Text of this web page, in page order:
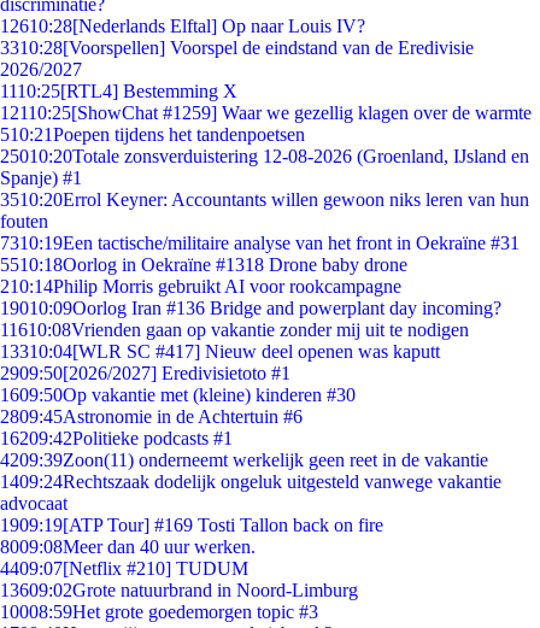
discriminatie?
12610:28[Nederlands Elftal] Op naar Louis IV?
3310:28[Voorspellen] Voorspel de eindstand van de Eredivisie
2026/2027
1110:25[RTL4] Bestemming X
12110:25[ShowChat #1259] Waar we gezellig klagen over de warmte
510:21Poepen tijdens het tandenpoetsen
25010:20Totale zonsverduistering 12-08-2026 (Groenland, IJsland en
Spanje) #1
3510:20Errol Keyner: Accountants willen gewoon niks leren van hun
fouten
7310:19Een tactische/militaire analyse van het front in Oekraïne #31
5510:18Oorlog in Oekraïne #1318 Drone baby drone
210:14Philip Morris gebruikt AI voor rookcampagne
19010:09Oorlog Iran #136 Bridge and powerplant day incoming?
11610:08Vrienden gaan op vakantie zonder mij uit te nodigen
13310:04[WLR SC #417] Nieuw deel openen was kaputt
2909:50[2026/2027] Eredivisietoto #1
1609:50Op vakantie met (kleine) kinderen #30
2809:45Astronomie in de Achtertuin #6
16209:42Politieke podcasts #1
4209:39Zoon(11) onderneemt werkelijk geen reet in de vakantie
1409:24Rechtszaak dodelijk ongeluk uitgesteld vanwege vakantie
advocaat
1909:19[ATP Tour] #169 Tosti Tallon back on fire
8009:08Meer dan 40 uur werken.
4409:07[Netflix #210] TUDUM
13609:02Grote natuurbrand in Noord-Limburg
10008:59Het grote goedemorgen topic #3